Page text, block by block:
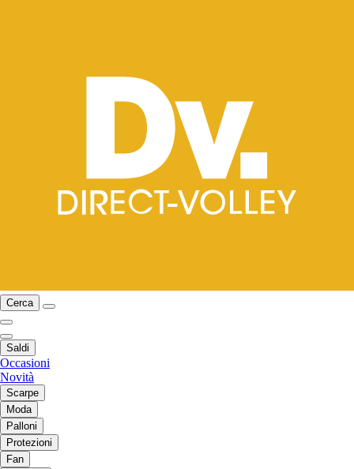
Cerca
Saldi
Occasioni
Novità
Scarpe
Moda
Palloni
Protezioni
Fan